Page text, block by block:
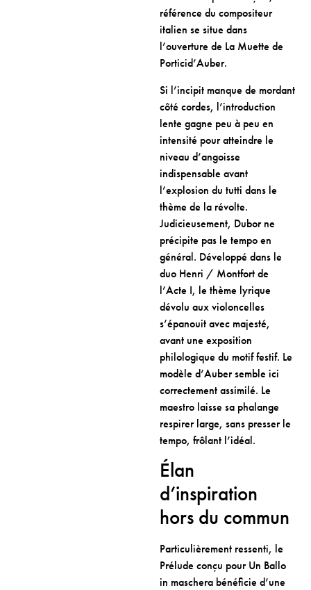
référence du compositeur
italien se situe dans
l’ouverture de La Muette de
Porticid’Auber.
Si l’incipit manque de mordant
côté cordes, l’introduction
lente gagne peu à peu en
intensité pour atteindre le
niveau d’angoisse
indispensable avant
l’explosion du tutti dans le
thème de la révolte.
Judicieusement, Dubor ne
précipite pas le tempo en
général. Développé dans le
duo Henri / Montfort de
l’Acte I, le thème lyrique
dévolu aux violoncelles
s’épanouit avec majesté,
avant une exposition
philologique du motif festif. Le
modèle d’Auber semble ici
correctement assimilé. Le
maestro laisse sa phalange
respirer large, sans presser le
tempo, frôlant l’idéal.
Élan
d’inspiration
hors du commun
Particulièrement ressenti, le
Prélude conçu pour Un Ballo
in maschera bénéficie d’une